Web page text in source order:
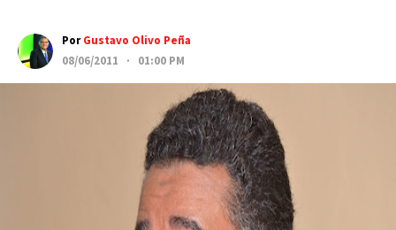
PorGustavo Olivo Peña
08/06/2011 · 01:00 PM